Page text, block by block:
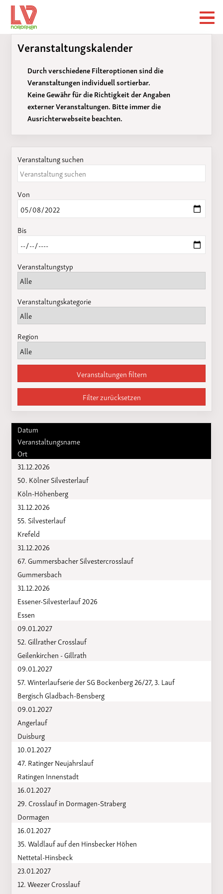
Veranstaltungskalender
Durch verschiedene Filteroptionen sind die
Veranstaltungen individuell sortierbar.
Keine Gewähr für die Richtigkeit der Angaben
externer Veranstaltungen. Bitte immer die
Ausrichterwebseite beachten.
Veranstaltung suchen
Von
Bis
Veranstaltungstyp
Veranstaltungskategorie
Region
Veranstaltungen filtern
Filter zurücksetzen
Datum
Veranstaltungsname
Ort
31.12.2026
50. Kölner Silvesterlauf
Köln-Höhenberg
31.12.2026
55. Silvesterlauf
Krefeld
31.12.2026
67. Gummersbacher Silvestercrosslauf
Gummersbach
31.12.2026
Essener-Silvesterlauf 2026
Essen
09.01.2027
52. Gillrather Crosslauf
Geilenkirchen - Gillrath
09.01.2027
57. Winterlaufserie der SG Bockenberg 26/27, 3. Lauf
Bergisch Gladbach-Bensberg
09.01.2027
Angerlauf
Duisburg
10.01.2027
47. Ratinger Neujahrslauf
Ratingen Innenstadt
16.01.2027
29. Crosslauf in Dormagen-Straberg
Dormagen
16.01.2027
35. Waldlauf auf den Hinsbecker Höhen
Nettetal-Hinsbeck
23.01.2027
12. Weezer Crosslauf